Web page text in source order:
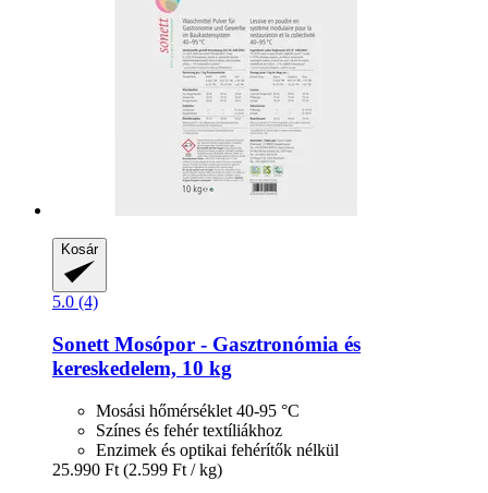
Kosár
5.0 (4)
Sonett Mosópor -​ Gasztronómia és
kereskedelem, 10 kg
Mosási hőmérséklet 40-95 °C
Színes és fehér textíliákhoz
Enzimek és optikai fehérítők nélkül
25.990 Ft (2.599 Ft / kg)